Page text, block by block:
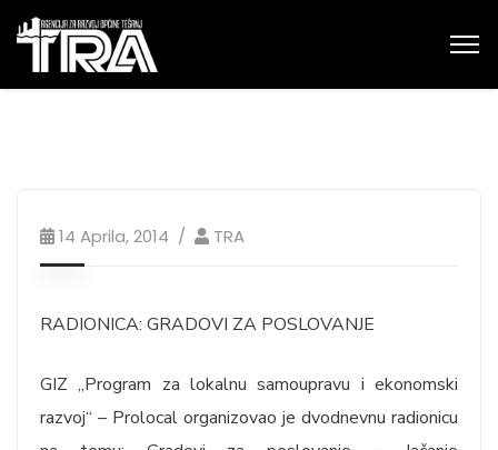
14 Aprila, 2014 TRA
RADIONICA: GRADOVI ZA POSLOVANJE
GIZ „Program za lokalnu samoupravu i ekonomski
razvoj“ – Prolocal organizovao je dvodnevnu radionicu